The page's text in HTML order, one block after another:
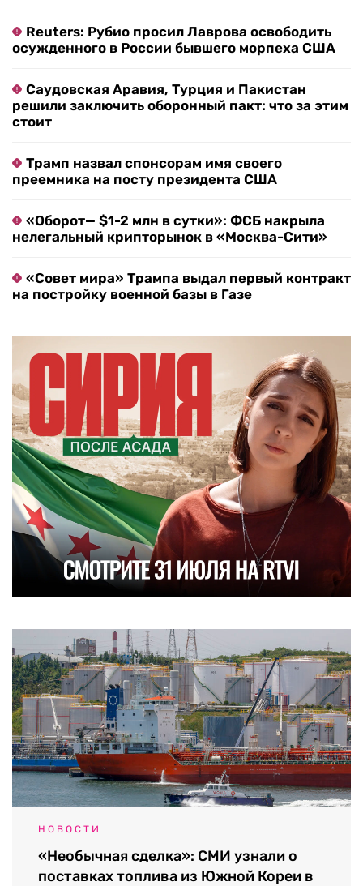
Reuters: Рубио просил Лаврова освободить
осужденного в России бывшего морпеха США
Саудовская Аравия, Турция и Пакистан
решили заключить оборонный пакт: что за этим
стоит
Трамп назвал спонсорам имя своего
преемника на посту президента США
«Оборот— $1-2 млн в сутки»: ФСБ накрыла
нелегальный крипторынок в «Москва-Сити»
«Совет мира» Трампа выдал первый контракт
на постройку военной базы в Газе
НОВОСТИ
«Необычная сделка»: СМИ узнали о
поставках топлива из Южной Кореи в